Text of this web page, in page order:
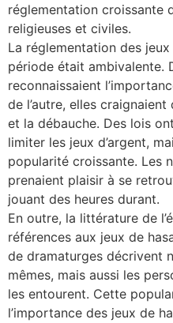
réglementation croissante
religieuses et civiles.
La réglementation des
période était ambivalente.
reconnaissaient
de l’autre, elles craignaient
et la débauche. Des lois
limiter les jeux d’argent,
popularité croissante. Les
prenaient plaisir à se
jouant des heures durant.
En outre, la littérature de
références aux jeux de
de dramaturges décrivent
mêmes, mais aussi les
les entourent. Cette
l’importance des jeux de